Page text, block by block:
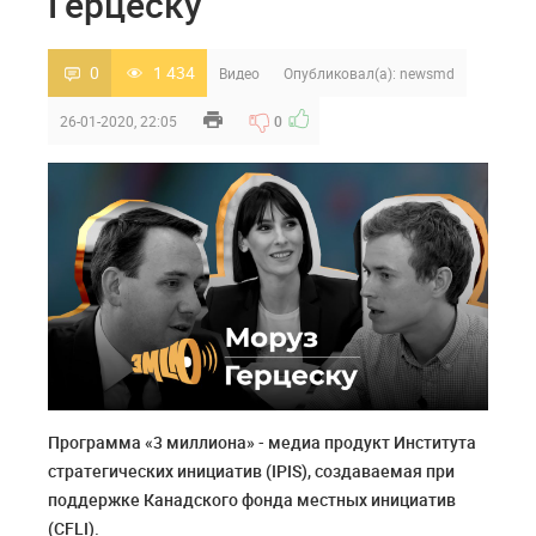
0 1 434 Видео Опубликовал(а): newsmd
26-01-2020, 22:05 0
Программа «3 миллиона» - медиа продукт Института
стратегических инициатив (IPIS), создаваемая при
поддержке Канадского фонда местных инициатив
(CFLI).